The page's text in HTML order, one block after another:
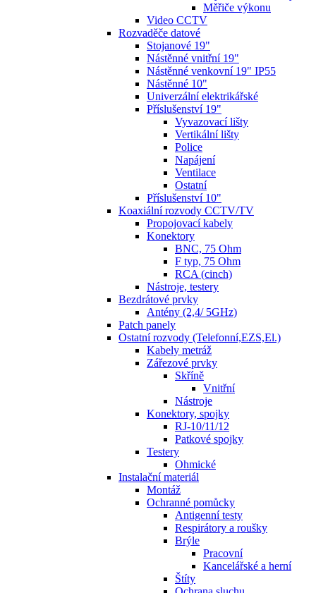
Měřiče výkonu
Video CCTV
Rozvaděče datové
Stojanové 19"
Nástěnné vnitřní 19"
Nástěnné venkovní 19" IP55
Nástěnné 10"
Univerzální elektrikářské
Příslušenství 19"
Vyvazovací lišty
Vertikální lišty
Police
Napájení
Ventilace
Ostatní
Příslušenství 10"
Koaxiální rozvody CCTV/TV
Propojovací kabely
Konektory
BNC, 75 Ohm
F typ, 75 Ohm
RCA (cinch)
Nástroje, testery
Bezdrátové prvky
Antény (2,4/ 5GHz)
Patch panely
Ostatní rozvody (Telefonní,EZS,El.)
Kabely metráž
Zářezové prvky
Skříně
Vnitřní
Nástroje
Konektory, spojky
RJ-10/11/12
Patkové spojky
Testery
Ohmické
Instalační materiál
Montáž
Ochranné pomůcky
Antigenní testy
Respirátory a roušky
Brýle
Pracovní
Kancelářské a herní
Štíty